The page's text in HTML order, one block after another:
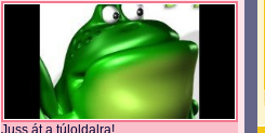
Juss át a túloldalra!